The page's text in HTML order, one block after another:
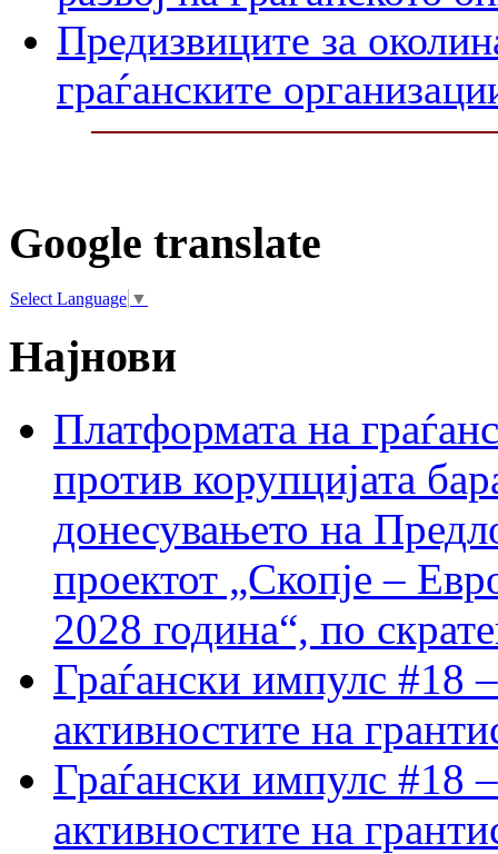
Предизвиците за
граѓанските
Google translate
Select Language ▼
Најнови
Платформата на
против корупцијата
донесувањето на
проектот „Скопје –
2028 година“, по
Граѓански импулс #18
активностите на
Граѓански импулс #18
активностите на